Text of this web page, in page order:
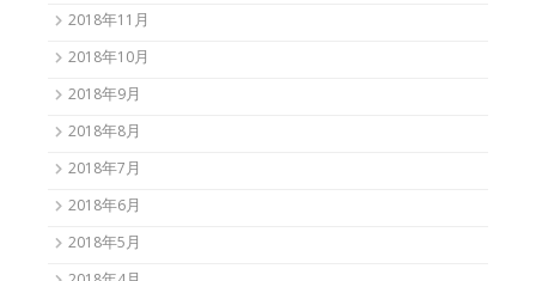
2018年11月
2018年10月
2018年9月
2018年8月
2018年7月
2018年6月
2018年5月